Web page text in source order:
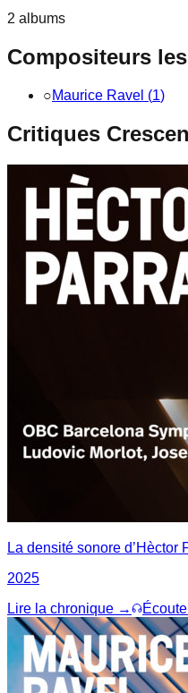
2 albums
Compositeurs
○Maurice Ravel (1)
Critiques
La densité sonore d’Hèctor
2025
Lire la chronique →